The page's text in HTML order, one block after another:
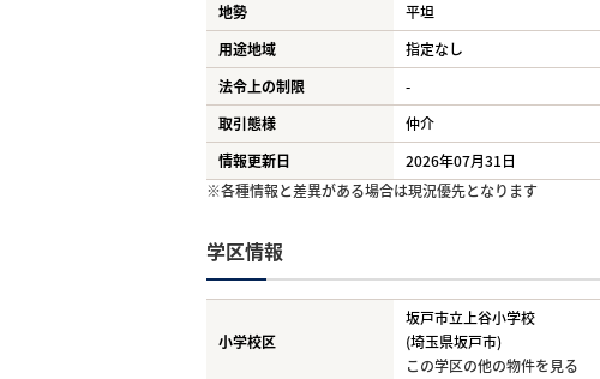
地勢
平坦
用途地域
指定なし
法令上の制限
-
取引態様
仲介
情報更新日
2026年07月31日
※各種情報と差異がある場合は現況優先となります
学区情報
小学校区
坂戸市立上谷小学校
(埼玉県坂戸市)
この学区の他の物件を見る